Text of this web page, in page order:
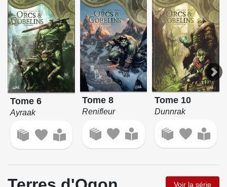
Tome 6
Ayraak
Tome 8
Renifleur
Tome 10
Dunnrak
Voir la série